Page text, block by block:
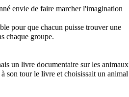
envie de faire marcher l'imagination
pour que chacun puisse trouver une
chaque groupe.
un livre documentaire sur les animaux
à son tourle livre et choisissait un animal